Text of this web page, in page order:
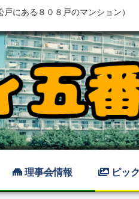
にある８０８戸のマンション）
理事会情報 ピッ